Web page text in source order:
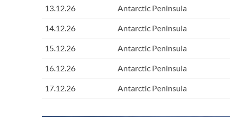
13.12.26 Antarctic Peninsula
14.12.26 Antarctic Peninsula
15.12.26 Antarctic Peninsula
16.12.26 Antarctic Peninsula
17.12.26 Antarctic Peninsula